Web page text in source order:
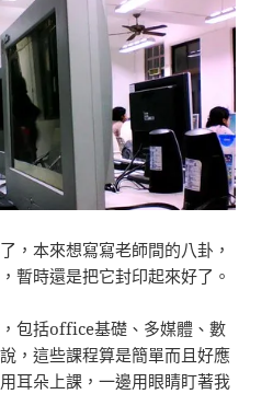
，本來想寫寫老師間的八卦，
暫時還是把它封印起來好了。
包括office基礎、多媒體、數
，這些課程算是簡單而且好應
耳朵上課，一邊用眼睛盯著我